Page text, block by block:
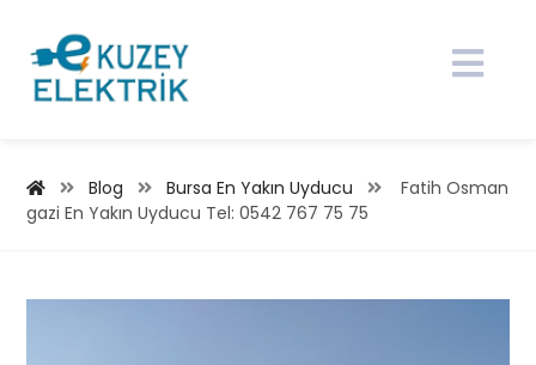
Blog Bursa En Yakın Uyducu
Fatih Osman
gazi En Yakın Uyducu Tel: 0542 767 75 75